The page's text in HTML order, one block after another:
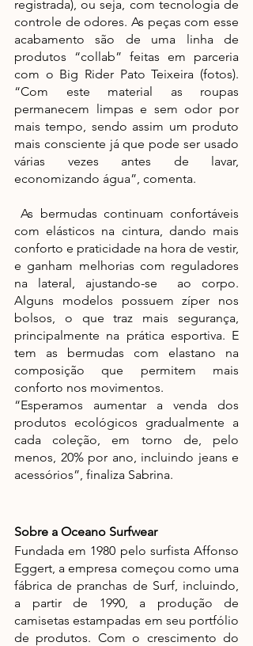
registrada), ou seja, com tecnologia de
controle de odores. As peças com esse
acabamento são de uma linha de
produtos “collab” feitas em parceria
com o Big Rider Pato Teixeira (fotos).
“Com este material as roupas
permanecem limpas e sem odor por
mais tempo, sendo assim um produto
mais consciente já que pode ser usado
várias vezes antes de lavar,
economizando água”, comenta.
As bermudas continuam confortáveis
com elásticos na cintura, dando mais
conforto e praticidade na hora de vestir,
e ganham melhorias com reguladores
na lateral, ajustando-se  ao corpo.
Alguns modelos possuem zíper nos
bolsos, o que traz mais segurança,
principalmente na prática esportiva. E
tem as bermudas com elastano na
composição que permitem mais
conforto nos movimentos.
“Esperamos aumentar a venda dos
produtos ecológicos gradualmente a
cada coleção, em torno de, pelo
menos, 20% por ano, incluindo jeans e
acessórios”, finaliza Sabrina.
Sobre a Oceano Surfwear
Fundada em 1980 pelo surfista Affonso
Eggert, a empresa começou como uma
fábrica de pranchas de Surf, incluindo,
a partir de 1990, a produção de
camisetas estampadas em seu portfólio
de produtos. Com o crescimento do